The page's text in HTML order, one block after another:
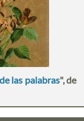
las palabras", de